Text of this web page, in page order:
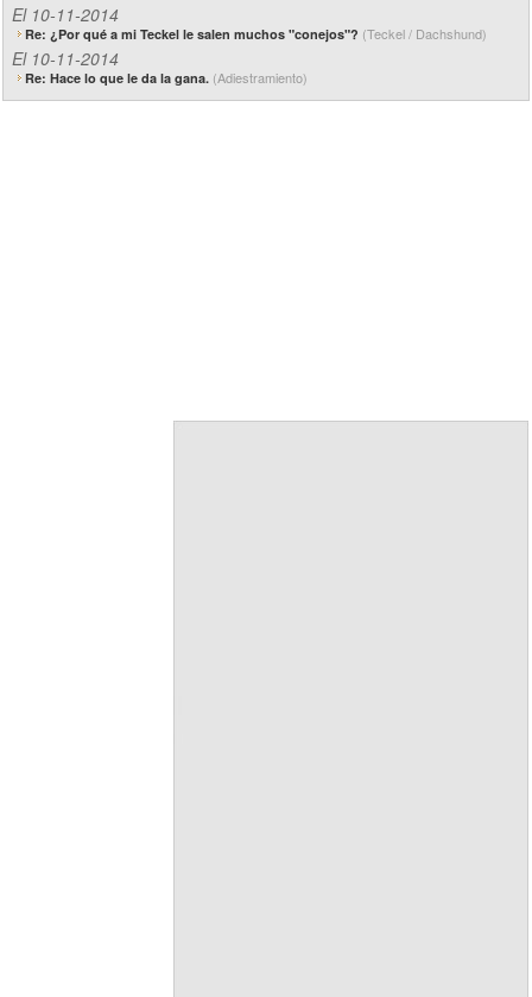
El 10-11-2014
Re: ¿Por qué a mi Teckel le salen muchos "conejos"? (Teckel / Dachshund)
El 10-11-2014
Re: Hace lo que le da la gana. (Adiestramiento)